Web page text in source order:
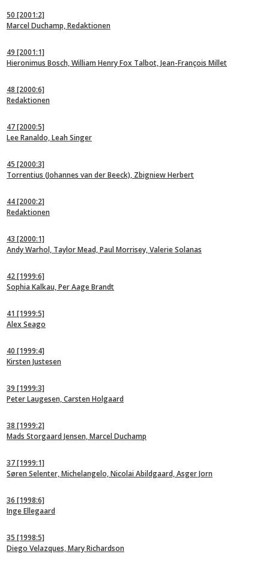
50 [2001:2]
Marcel Duchamp, Redaktionen
49 [2001:1]
Hieronimus Bosch, William Henry Fox Talbot, Jean-François Millet
48 [2000:6]
Redaktionen
47[2000:5]
Lee Ranaldo, Leah Singer
45 [2000:3]
Torrentius (Johannes van der Beeck), Zbigniew Herbert
44[2000:2]
Redaktionen
43 [2000:1]
Andy Warhol, Taylor Mead, Paul Morrisey, Valerie Solanas
42[1999:6]
Sophia Kalkau, Per Aage Brandt
41 [1999:5]
Alex Seago
40 [1999:4]
Kirsten Justesen
39 [1999:3]
Peter Laugesen, Carsten Holgaard
38 [1999:2]
Mads Storgaard Jensen, Marcel Duchamp
37[1999:1]
Søren Selenter, Michelangelo, Nicolai Abildgaard, Asger Jorn
36 [1998:6]
Inge Ellegaard
35 [1998:5]
Diego Velazques, Mary Richardson